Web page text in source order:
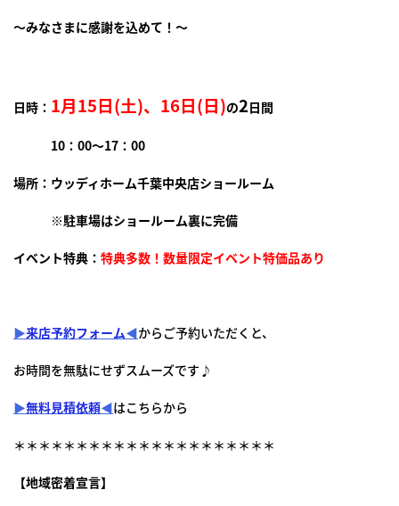
～みなさまに感謝を込めて！～
日時： 1月15日(土)、16日(日)の2日間
10：00～17：00
場所：ウッディホーム千葉中央店ショールーム
※駐車場はショールーム裏に完備
イベント特典： 特典多数！数量限定イベント特価品あり
▶来店予約フォーム◀からご予約いただくと、
お時間を無駄にせずスムーズです♪
▶無料見積依頼◀はこちらから
＊＊＊＊＊＊＊＊＊＊＊＊＊＊＊＊＊＊＊＊＊
【地域密着宣言】